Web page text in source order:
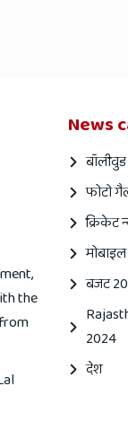
the
News
बॉलीवुड
फोटो
क्रिकेट
बजट
2024
देश